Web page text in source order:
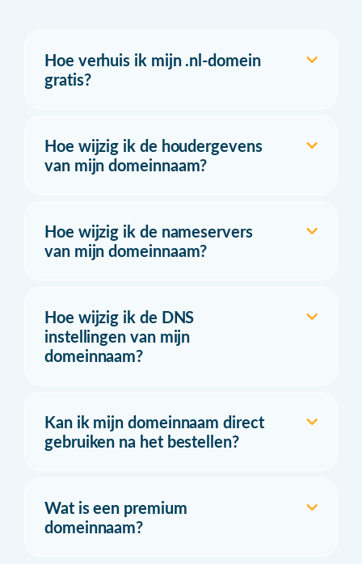
Hoe verhuis ik mijn .nl-domein
gratis?
Hoe wijzig ik de houdergevens
van mijn domeinnaam?
Hoe wijzig ik de nameservers
van mijn domeinnaam?
Hoe wijzig ik de DNS
instellingen van mijn
domeinnaam?
Kan ik mijn domeinnaam direct
gebruiken na het bestellen?
Wat is een premium
domeinnaam?